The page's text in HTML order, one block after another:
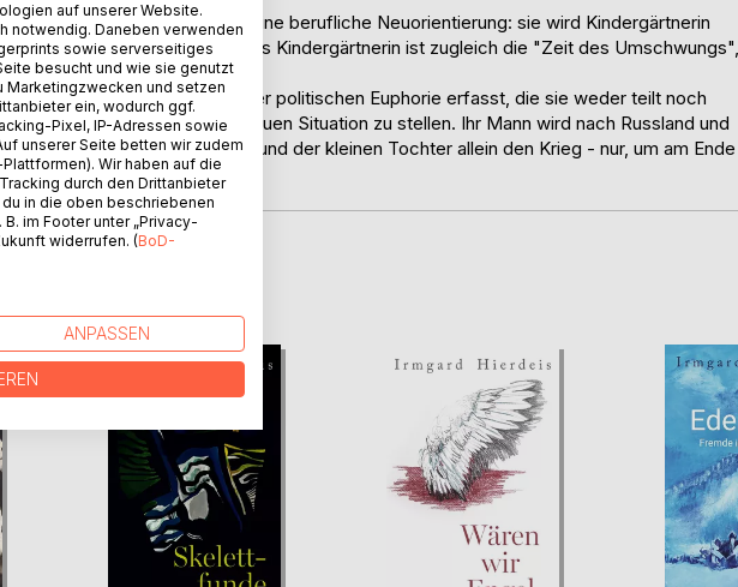
ist, entschließt sie sich für eine berufliche Neuorientierung: sie wird Kindergärtnerin
mit den Kindern. Ihre Zeit als Kindergärtnerin ist zugleich die "Zeit des Umschwungs",
Ton angeben.
Leute um sie herum von einer politischen Euphorie erfasst, die sie weder teilt noch
Krieg sie zwingt, sich der neuen Situation zu stellen. Ihr Mann wird nach Russland und
sie überlebt mit ihrer Mutter und der kleinen Tochter allein den Krieg - nur, um am Ende
zu werden.
auf unserer Website.
notwendig. Daneben verwenden
sowie serverseitiges
besucht und wie sie genutzt
Marketingzwecken und setzen
ein, wodurch ggf.
Pixel, IP-Adressen sowie
unserer Seite betten wir zudem
Wir haben auf die
durch den Drittanbieter
in die oben beschriebenen
im Footer unter „Privacy-
widerrufen. (BoD-
ANPASSEN